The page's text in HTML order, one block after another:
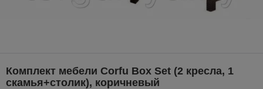
Комплект мебели Corfu Box Set (2 кресла, 1
скамья+столик), коричневый